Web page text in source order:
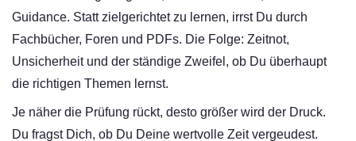
Guidance. Statt zielgerichtet zu lernen, irrst Du durch
Fachbücher, Foren und PDFs. Die Folge: Zeitnot,
Unsicherheit und der ständige Zweifel, ob Du überhaupt
die richtigen Themen lernst.
Je näher die Prüfung rückt, desto größer wird der Druck.
Du fragst Dich, ob Du Deine wertvolle Zeit vergeudest.